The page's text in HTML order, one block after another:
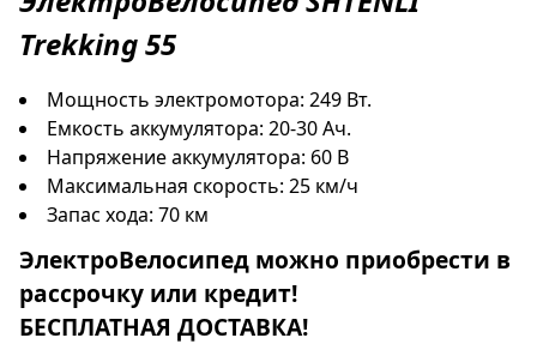
Trekking 55
Мощность электромотора: 249 Вт.
Емкость аккумулятора: 20-30 Ач.
Напряжение аккумулятора: 60 В
Максимальная скорость: 25 км/ч
Запас хода: 70 км
ЭлектроВелосипед можно приобрести в
рассрочку или кредит!
БЕСПЛАТНАЯ ДОСТАВКА!